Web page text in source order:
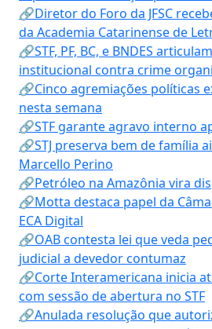
🔗Diretor do Foro da JFSC
da Academia Catarinense de
🔗STF, PF, BC, e BNDES
institucional contra crime
🔗Cinco agremiações políticas
nesta semana
🔗STF garante agravo interno
🔗STJ preserva bem de família
Marcello Perino
🔗Petróleo na Amazônia vira
🔗Motta destaca papel da
ECA Digital
🔗OAB contesta lei que veda
judicial a devedor contumaz
🔗Corte Interamericana inicia
com sessão de abertura no STF
🔗Anulada resolução que